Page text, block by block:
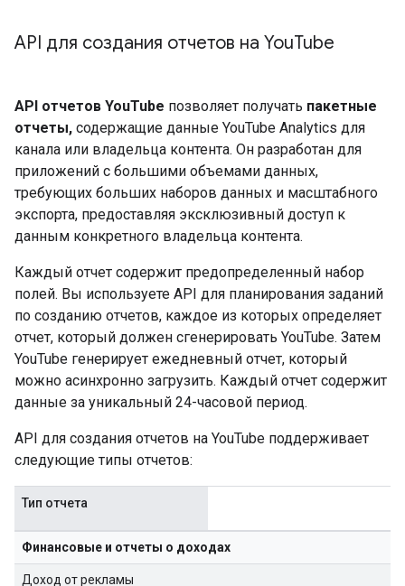
API для создания отчетов на YouTube
API отчетов YouTube позволяет получать пакетные
отчеты, содержащие данные YouTube Analytics для
канала или владельца контента. Он разработан для
приложений с большими объемами данных,
требующих больших наборов данных и масштабного
экспорта, предоставляя эксклюзивный доступ к
данным конкретного владельца контента.
Каждый отчет содержит предопределенный набор
полей. Вы используете API для планирования заданий
по созданию отчетов, каждое из которых определяет
отчет, который должен сгенерировать YouTube. Затем
YouTube генерирует ежедневный отчет, который
можно асинхронно загрузить. Каждый отчет содержит
данные за уникальный 24-часовой период.
API для создания отчетов на YouTube поддерживает
следующие типы отчетов:
Тип отчета
Финансовые и отчеты о доходах
Доход от рекламы